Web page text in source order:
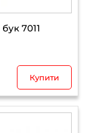
7011
Купити